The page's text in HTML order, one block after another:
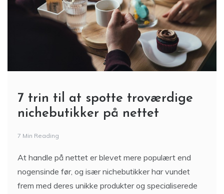
7 trin til at spotte troværdige
nichebutikker på nettet
7 Min Reading
At handle på nettet er blevet mere populært end
nogensinde før, og især nichebutikker har vundet
frem med deres unikke produkter og specialiserede